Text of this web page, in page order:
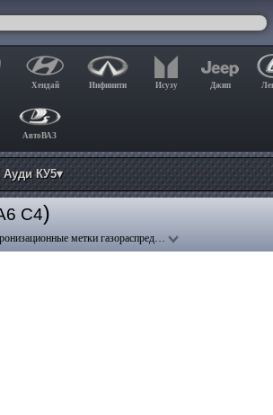
Хендай Инфинити Исузу Джип
АвтоВАЗ
Ауди КУ5▾
C4)
метки газораспред…